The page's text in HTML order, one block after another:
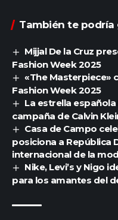
También te podría
Mijjal De la Cruz
Fashion Week 2025
«The Masterpiece»
Fashion Week 2025
La estrella
campaña de Calvin
Casa de Campo
posiciona a República
internacional de la
Nike, Levi’s y Nigo
para los amantes del